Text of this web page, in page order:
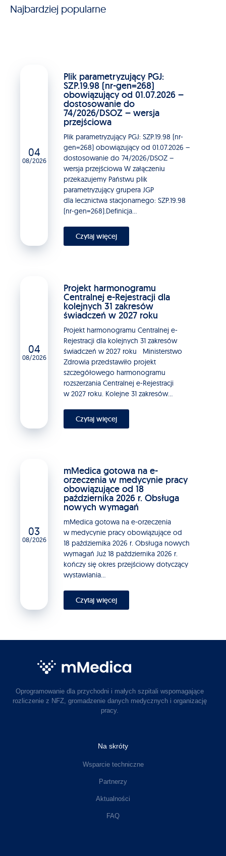
Najbardziej popularne
04
08/2026
Plik parametryzujący PGJ:
SZP.19.98 (nr-gen=268)
obowiązujący od 01.07.2026 –
dostosowanie do
74/2026/DSOZ – wersja
przejściowa
Plik parametryzujący PGJ: SZP.19.98 (nr-
gen=268) obowiązujący od 01.07.2026 –
dostosowanie do 74/2026/DSOZ –
wersja przejściowa W załączeniu
przekazujemy Państwu plik
parametryzujący grupera JGP
dla lecznictwa stacjonarnego: SZP.19.98
(nr-gen=268).Definicja...
Czytaj więcej
04
08/2026
Projekt harmonogramu
Centralnej e-Rejestracji dla
kolejnych 31 zakresów
świadczeń w 2027 roku
Projekt harmonogramu Centralnej e-
Rejestracji dla kolejnych 31 zakresów
świadczeń w 2027 roku Ministerstwo
Zdrowia przedstawiło projekt
szczegółowego harmonogramu
rozszerzania Centralnej e-Rejestracji
w 2027 roku. Kolejne 31 zakresów...
Czytaj więcej
03
08/2026
mMedica gotowa na e-
orzeczenia w medycynie pracy
obowiązujące od 18
października 2026 r. Obsługa
nowych wymagań
mMedica gotowa na e-orzeczenia
w medycynie pracy obowiązujące od
18 października 2026 r. Obsługa nowych
wymagań Już 18 października 2026 r.
kończy się okres przejściowy dotyczący
wystawiania...
Czytaj więcej
Oprogramowanie dla przychodni i małych szpitali wspomagające
rozliczenie z NFZ, gromadzenie danych medycznych i organizację
pracy.
Na skróty
Wsparcie techniczne
Partnerzy
Aktualności
FAQ